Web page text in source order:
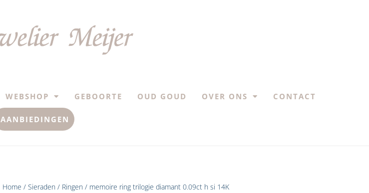
WEBSHOP GEBOORTE OUD GOUD OVER ONS CONTACT
AANBIEDINGEN
Home / Sieraden / Ringen / memoire ring trilogie diamant 0.09ct h si 14K